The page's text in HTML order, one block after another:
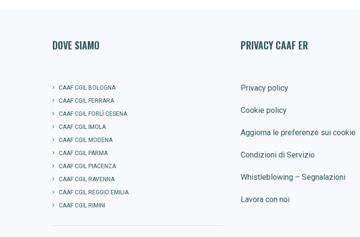
DOVE SIAMO
CAAF CGIL BOLOGNA
CAAF CGIL FERRARA
CAAF CGIL FORLÌ CESENA
CAAF CGIL IMOLA
CAAF CGIL MODENA
CAAF CGIL PARMA
CAAF CGIL PIACENZA
CAAF CGIL RAVENNA
CAAF CGIL REGGIO EMILIA
CAAF CGIL RIMINI
PRIVACY CAAF ER
Privacy policy
Cookie policy
Aggiorna le preferenze sui cookie
Condizioni di Servizio
Whistleblowing – Segnalazioni
Lavora con noi